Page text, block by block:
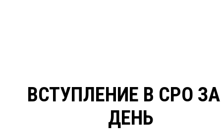
ВСТУПЛЕНИЕ В СРО
ДЕНЬ